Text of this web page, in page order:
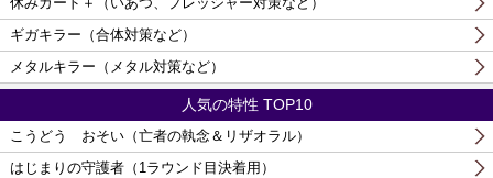
ギガキラー（合体対策など）
メタルキラー（メタル対策など）
人気の特性 TOP10
こうどう おそい（亡者の執念＆リザオラル）
はじまりの守護者（1ラウンド目決着用）